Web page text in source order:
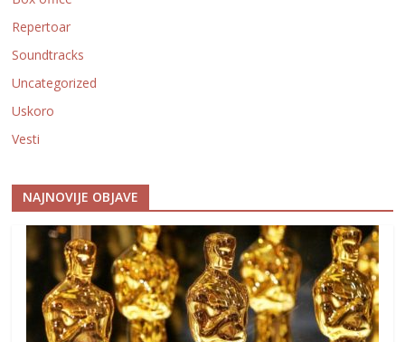
Repertoar
Soundtracks
Uncategorized
Uskoro
Vesti
NAJNOVIJE OBJAVE